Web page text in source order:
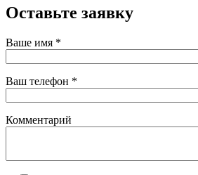
Оставьте заявку
Ваше имя *
Ваш телефон *
Комментарий